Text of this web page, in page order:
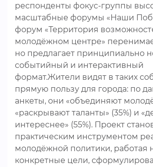
респонденты фокус-группы
масштабные форумы «Наши
форум «Территория
молодёжном центре»
но предлагает принципиально
событийный и интерактивный
формат.Жители видят в таких
прямую пользу для города: по
анкеты, они «объединяют
«раскрывают таланты» (35%) и
интереснее» (55%). Проект
практическим инструментом
молодёжной политики, работая
конкретные цели,